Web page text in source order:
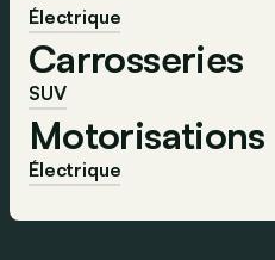
Électrique
Carrosseries
SUV
Motorisations
Électrique